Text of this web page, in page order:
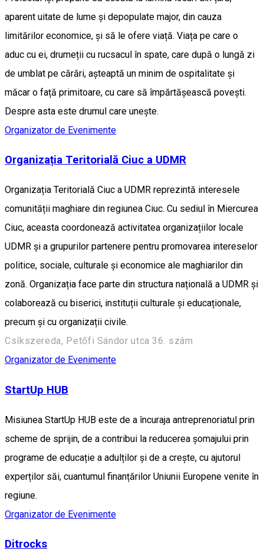
aparent uitate de lume și depopulate major, din cauza
limitărilor economice, și să le ofere viață. Viața pe care o
aduc cu ei, drumeții cu rucsacul în spate, care după o lungă zi
de umblat pe cărări, așteaptă un minim de ospitalitate și
măcar o față primitoare, cu care să împărtășească povești.
Despre asta este drumul care unește.
Organizator de Evenimente
Organizația Teritorială Ciuc a UDMR
Organizația Teritorială Ciuc a UDMR reprezintă interesele
comunității maghiare din regiunea Ciuc. Cu sediul în Miercurea
Ciuc, aceasta coordonează activitatea organizațiilor locale
UDMR și a grupurilor partenere pentru promovarea intereselor
politice, sociale, culturale și economice ale maghiarilor din
zonă. Organizația face parte din structura națională a UDMR și
colaborează cu biserici, instituții culturale și educaționale,
precum și cu organizații civile.
Csíkszereda, Petőfi Sándor utca 36. szám
Organizator de Evenimente
StartUp HUB
Misiunea StartUp HUB este de a încuraja antreprenoriatul prin
scheme de sprijin, de a contribui la reducerea șomajului prin
programe de educație a adulților și de a crește, cu ajutorul
experților săi, cuantumul finanțărilor Uniunii Europene venite în
regiune.
Organizator de Evenimente
Ditrocks